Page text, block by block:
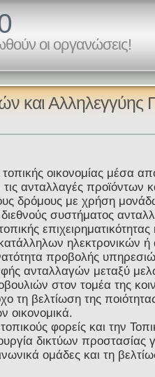
οι οργανώσεις!
και Αλληλεγγύης
οικονομίας μέσα
ανταλλαγές προϊόντων
δρόμους με χρήση
συστήματος
ηλεκτρονικών
προβολής
ανταλλαγών μεταξύ
στον τομέα της
τη βελτίωση της
οικονομικά.
φορείς και την
δικτύων προστασίας
ομάδες και τη